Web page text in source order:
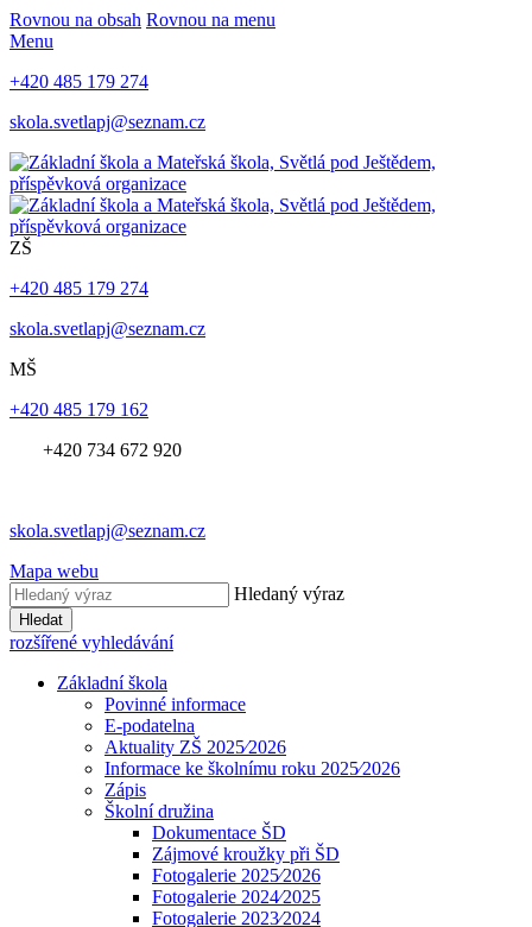
Rovnou na obsah Rovnou na menu
Menu
+420 485 179 274
skola.svetlapj@seznam.cz
ZŠ
+420 485 179 274
skola.svetlapj@seznam.cz
MŠ
+420 485 179 162
+420 734 672 920
skola.svetlapj@seznam.cz
Mapa webu
Hledaný výraz
Hledat
rozšířené vyhledávání
Základní škola
Povinné informace
E-podatelna
Aktuality ZŠ 2025⁄2026
Informace ke školnímu roku 2025⁄2026
Zápis
Školní družina
Dokumentace ŠD
Zájmové kroužky při ŠD
Fotogalerie 2025⁄2026
Fotogalerie 2024⁄2025
Fotogalerie 2023⁄2024